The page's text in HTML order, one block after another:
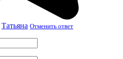
Татьяна Отменить ответ